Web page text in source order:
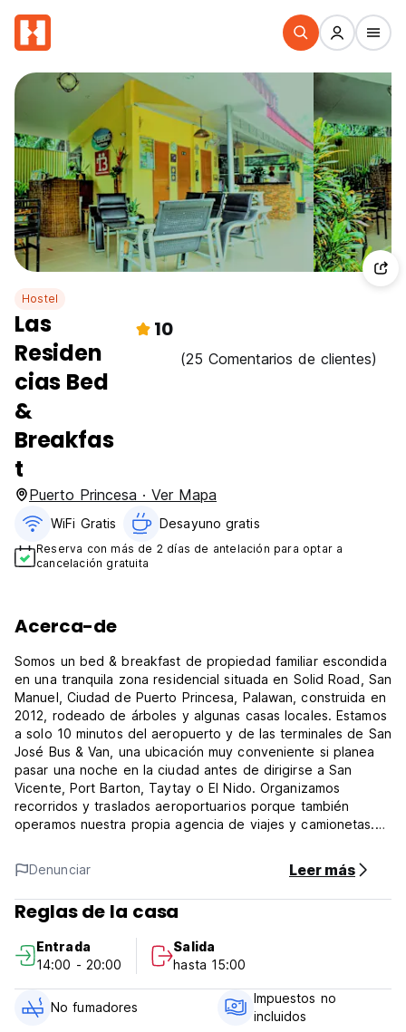
Hostel
Las
Residen
cias Bed
&
Breakfas
t
10
(25 Comentarios de clientes)
Puerto Princesa · Ver Mapa
WiFi Gratis Desayuno gratis
Reserva con más de 2 días de antelación para optar a
cancelación gratuita
Acerca-de
Somos un bed & breakfast de propiedad familiar escondida
en una tranquila zona residencial situada en Solid Road, San
Manuel, Ciudad de Puerto Princesa, Palawan, construida en
2012, rodeado de árboles y algunas casas locales. Estamos
a solo 10 minutos del aeropuerto y de las terminales de San
José Bus & Van, una ubicación muy conveniente si planea
pasar una noche en la ciudad antes de dirigirse a San
Vicente, Port Barton, Taytay o El Nido. Organizamos
recorridos y traslados aeroportuarios porque también
operamos nuestra propia agencia de viajes y camionetas.
Un cómodo mochileros/habitación doble tipo hostal,
habitación triple, habitación cuádruple, sala de grupo o
familia, todos acondicionados, con televisores y baño
el estilo de vida de los invitados.
Wifi gratis en toda la propiedad y ofreciendo una barbería y
terraza solar/cubierta de la azotea. (Auto-translated from
original language)
Denunciar Leer más
Reglas de la casa
Entrada
14:00 - 20:00
Salida
hasta 15:00
No fumadores
Impuestos no
incluidos